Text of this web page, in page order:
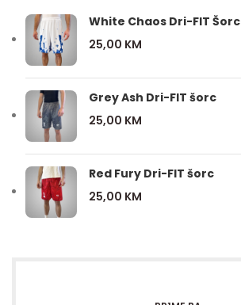
White Chaos Dri-FIT Šorc
25,00 KM
Grey Ash Dri-FIT šorc
25,00 KM
Red Fury Dri-FIT šorc
25,00 KM